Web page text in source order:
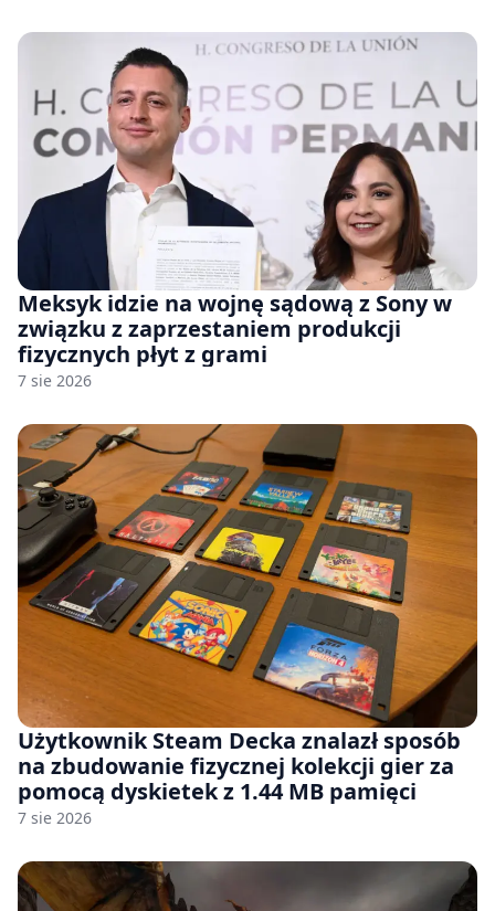
Meksyk idzie na wojnę sądową z Sony w
związku z zaprzestaniem produkcji
fizycznych płyt z grami
7 sie 2026
Użytkownik Steam Decka znalazł sposób
na zbudowanie fizycznej kolekcji gier za
pomocą dyskietek z 1.44 MB pamięci
7 sie 2026